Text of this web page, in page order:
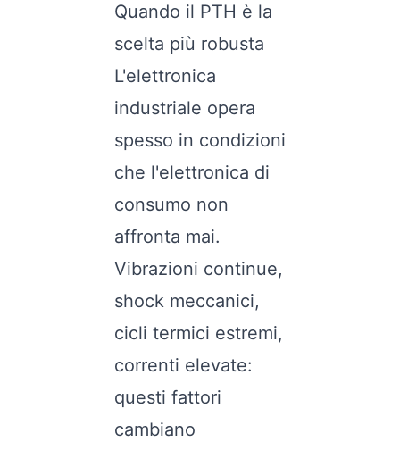
Quando il PTH è la
scelta più robusta
L'elettronica
industriale opera
spesso in condizioni
che l'elettronica di
consumo non
affronta mai.
Vibrazioni continue,
shock meccanici,
cicli termici estremi,
correnti elevate:
questi fattori
cambiano